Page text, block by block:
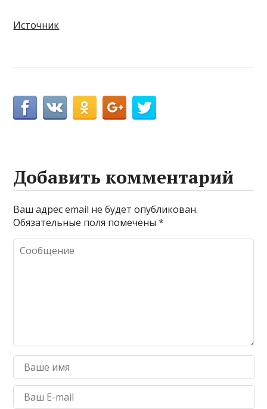
Источник
Добавить комментарий
Ваш адрес email не будет опубликован.
Обязательные поля помечены*